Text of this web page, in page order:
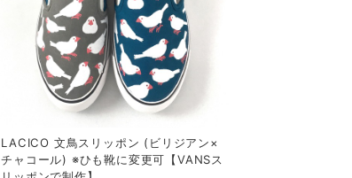
LACICO 文鳥スリッポン (ビリジアン×
チャコール) ※ひも靴に変更可【VANSス